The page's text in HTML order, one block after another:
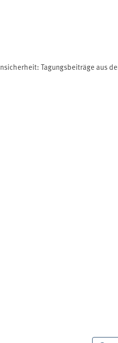
Tagungsbeiträge aus